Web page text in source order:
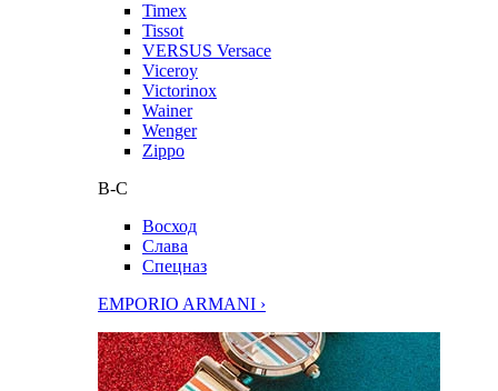
Timex
Tissot
VERSUS Versace
Viceroy
Victorinox
Wainer
Wenger
Zippo
В-С
Восход
Слава
Спецназ
EMPORIO ARMANI ›